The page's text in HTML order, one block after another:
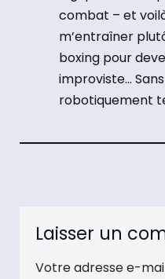
combat – et
m’entraîner
boxing pour
improviste…
robotiquement
Laisser un
Votre adresse e-